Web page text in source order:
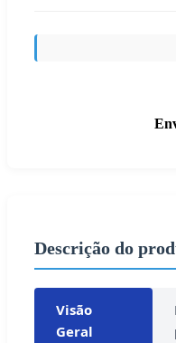
Descrição do
Visão
Geral